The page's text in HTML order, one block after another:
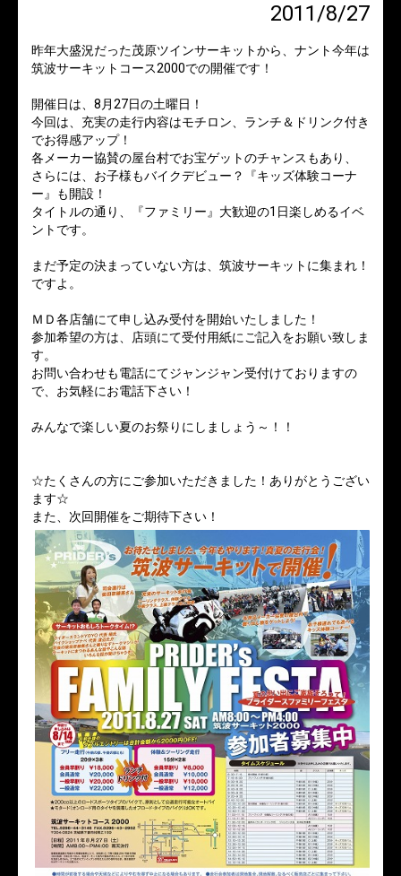
2011/8/27
昨年大盛況だった茂原ツインサーキットから、ナント今年は
筑波サーキットコース2000での開催です！
開催日は、8月27日の土曜日！
今回は、充実の走行内容はモチロン、ランチ＆ドリンク付き
でお得感アップ！
各メーカー協賛の屋台村でお宝ゲットのチャンスもあり、
さらには、お子様もバイクデビュー？『キッズ体験コーナ
ー』も開設！
タイトルの通り、『ファミリー』大歓迎の1日楽しめるイベ
ントです。
まだ予定の決まっていない方は、筑波サーキットに集まれ！
ですよ。
ＭＤ各店舗にて申し込み受付を開始いたしました！
参加希望の方は、店頭にて受付用紙にご記入をお願い致しま
す。
お問い合わせも電話にてジャンジャン受付けておりますの
で、お気軽にお電話下さい！
みんなで楽しい夏のお祭りにしましょう～！！
☆たくさんの方にご参加いただきました！ありがとうござい
ます☆
また、次回開催をご期待下さい！